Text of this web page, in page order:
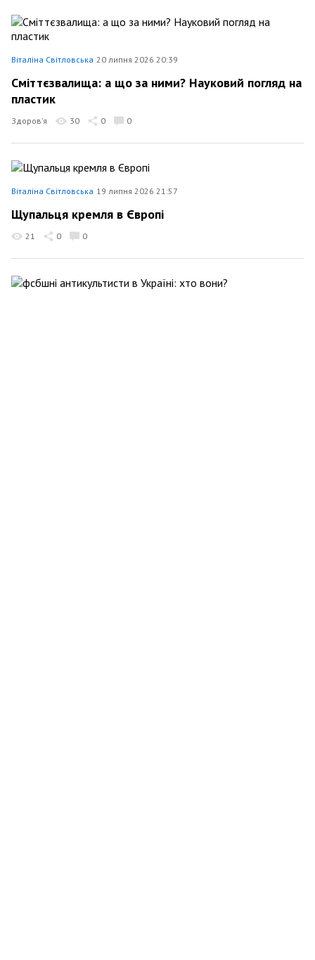
Віталіна Світловська 20 липня 2026 20:39
Сміттєзвалища: а що за ними? Науковий погляд на
пластик
Здоров’я 30 0 0
Віталіна Світловська 19 липня 2026 21:57
Щупальця кремля в Європі
21 0 0